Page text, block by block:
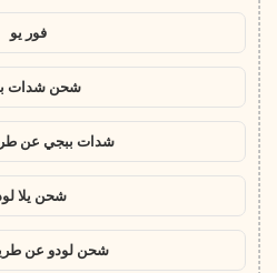
فور يو
شحن شدات
شدات ببجي عن
شحن يلا
شحن لودو عن